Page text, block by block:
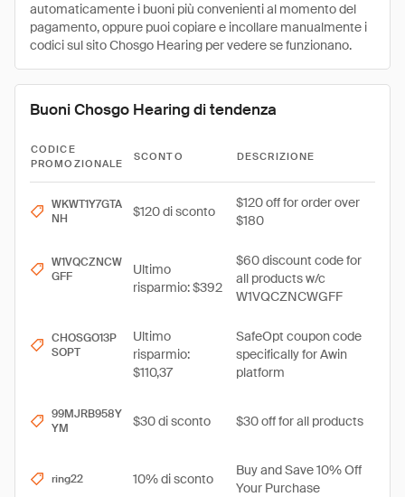
automaticamente i buoni più convenienti al momento del
pagamento, oppure puoi copiare e incollare manualmente i
codici sul sito Chosgo Hearing per vedere se funzionano.
Buoni Chosgo Hearing di tendenza
CODICE
PROMOZIONALE
SCONTO DESCRIZIONE
WKWT1Y7GTA
NH
$120 di sconto
$120 off for order over
$180
W1VQCZNCW
GFF
Ultimo
risparmio: $392
$60 discount code for
all products w/c
W1VQCZNCWGFF
CHOSGO13P
SOPT
Ultimo
risparmio:
$110,37
SafeOpt coupon code
specifically for Awin
platform
99MJRB958Y
YM
$30 di sconto $30 off for all products
ring22 10% di sconto
Buy and Save 10% Off
Your Purchase